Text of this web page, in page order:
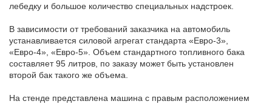
лебедку и большое количество специальных надстроек.
В зависимости от требований заказчика на автомобиль
устанавливается силовой агрегат стандарта «Евро-3»,
«Евро-4», «Евро-5». Объем стандартного топливного бака
составляет 95 литров, по заказу может быть установлен
второй бак такого же объема.
На стенде представлена машина с правым расположением